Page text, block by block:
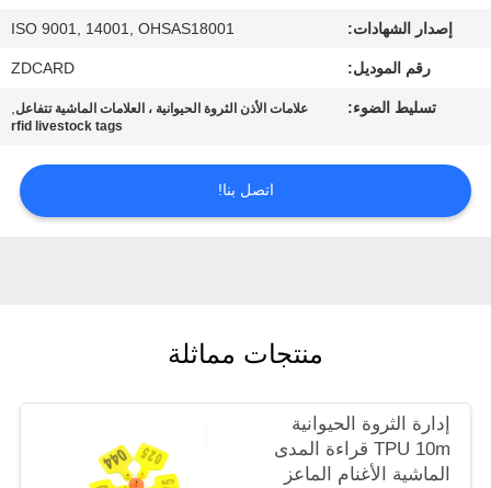
اتصل
حالات
POLICY
إصدار الشهادات: ISO 9001, 14001, OHSAS18001
رقم الموديل: ZDCARD
تسليط الضوء: علامات الأذن الثروة الحيوانية ، العلامات الماشية تتفاعل,
rfid livestock tags
اتصل بنا!
منتجات مماثلة
إدارة الثروة الحيوانية
TPU 10m قراءة المدى
الماشية الأغنام الماعز